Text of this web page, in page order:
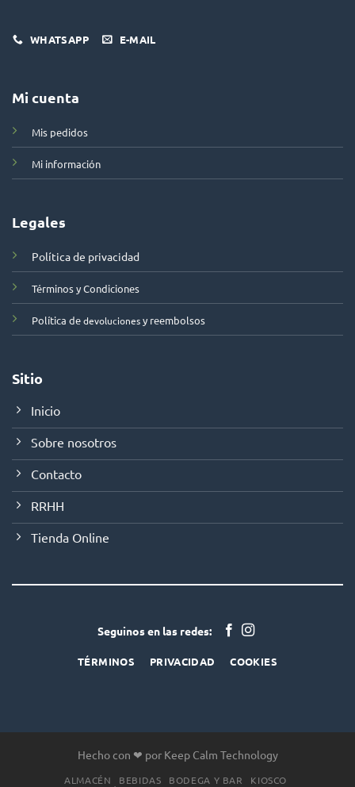
WHATSAPP E-MAIL
Mi cuenta
Mis pedidos
Mi información
Legales
Política de privacidad
Términos y Condiciones
Política dedevolucionesy reembolsos
Sitio
Inicio
Sobre nosotros
Contacto
RRHH
Tienda Online
Seguinos en las redes:
TÉRMINOS PRIVACIDAD COOKIES
Hecho con ❤ por Keep Calm Technology
ALMACÉN BEBIDAS BODEGA Y BAR
KIOSCO